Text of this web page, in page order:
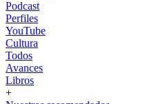
Podcast
Perfiles
YouTube
Cultura
Todos
Avances
Libros
+